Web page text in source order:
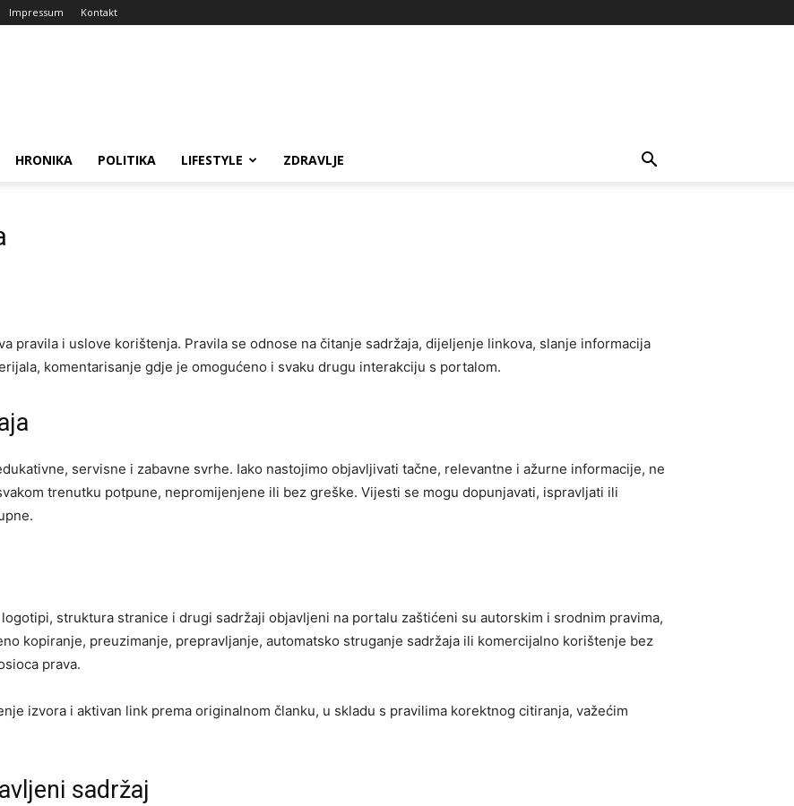
Impressum Kontakt
HRONIKA POLITIKA LIFESTYLE ZDRAVLJE
pravila i uslove korištenja. Pravila se odnose na čitanje sadržaja, dijeljenje linkova, slanje informacija
komentarisanje gdje je omogućeno i svaku drugu interakciju s portalom.
servisne i zabavne svrhe. Iako nastojimo objavljivati tačne, relevantne i ažurne informacije, ne
trenutku potpune, nepromijenjene ili bez greške. Vijesti se mogu dopunjavati, ispravljati ili
struktura stranice i drugi sadržaji objavljeni na portalu zaštićeni su autorskim i srodnim pravima,
kopiranje, preuzimanje, prepravljanje, automatsko struganje sadržaja ili komercijalno korištenje bez
prava.
izvora i aktivan link prema originalnom članku, u skladu s pravilima korektnog citiranja, važećim
sadržaj